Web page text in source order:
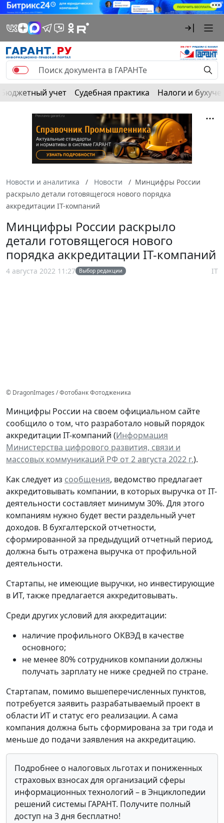
Бюджетный учет Судебная практика Налоги и
Новости и аналитика Новости
Минцифры России
раскрыло детали готовящегося нового порядка
аккредитации IT-компаний
Минцифры России раскрыло
детали готовящегося нового
порядка аккредитации IT-компаний
4 августа 2022 11:27 Выбор редакции IT
© DragonImages / Фотобанк Фотодженика
Минцифры России на своем официальном сайте
сообщило о том, что разработало новый порядок
аккредитации IT-компаний (Информация
Министерства цифрового развития, связи и
массовых коммуникаций РФ от 2 августа 2022 г.).
Как следует из сообщения, ведомство предлагает
аккредитовывать компании, в которых выручка от IT-
деятельности составляет минимум 30%. Для этого
компаниям нужно будет вести раздельный учет
доходов. В бухгалтерской отчетности,
сформированной за предыдущий отчетный период,
должна быть отражена выручка от профильной
деятельности.
Стартапы, не имеющие выручки, но инвестирующие
в ИТ, также предлагается аккредитовывать.
Среди других условий для аккредитации:
наличие профильного ОКВЭД в качестве
основного;
не менее 80% сотрудников компании должны
получать зарплату не ниже средней по стране.
Стартапам, помимо вышеперечисленных пунктов,
потребуется заявить разрабатываемый проект в
области ИТ и статус его реализации. А сама
компания должна быть сформирована за три года и
меньше до подачи заявления на аккредитацию.
Подробнее о налоговых льготах и пониженных
страховых взносах для организаций сферы
информационных технологий – в Энциклопедии
решений системы ГАРАНТ. Получите полный
доступ на 3 дня бесплатно!